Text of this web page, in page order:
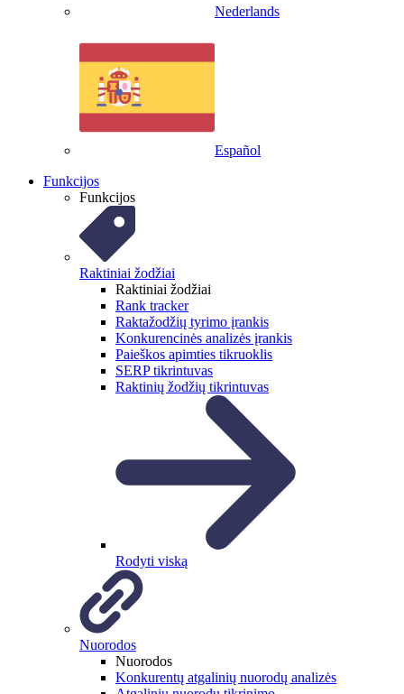
Nederlands
Español
Funkcijos
Funkcijos
Raktiniai žodžiai
Raktiniai žodžiai
Rank tracker
Raktažodžių tyrimo įrankis
Konkurencinės analizės įrankis
Paieškos apimties tikruoklis
SERP tikrintuvas
Raktinių žodžių tikrintuvas
Rodyti viską
Nuorodos
Nuorodos
Konkurentų atgalinių nuorodų analizės